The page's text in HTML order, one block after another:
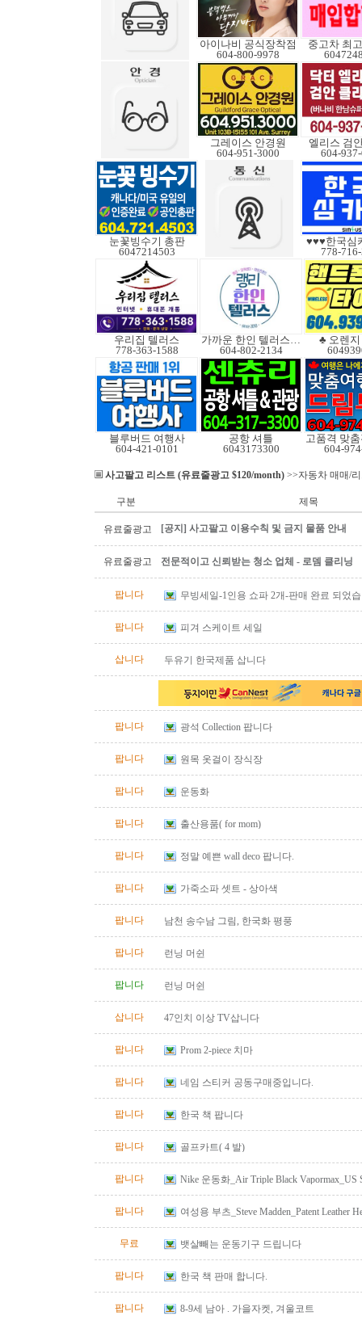
아이나비 공식장착점
604-800-9978
중고차 최
그레이스 안경원
604-951-3000
엘리스 검
604-
눈꽃빙수기 총판
6047214503
♥♥♥한국심
778-
우리집 텔러스
778-363-1588
가까운 한인 텔러스쿠도
604-802-2134
♣ 오렌
블루버드 여행사
604-421-0101
공항 셔틀
6043173300
604-
사고팔고 리스트 (유료줄광고 $120/month) >>자동차 매매/
구분 제목
유료줄광고 [공지] 사고팔고 이용수칙 및 금지 물품 안내
유료줄광고 전문적이고 신뢰받는 청소 업체 - 로뎀 클리닝
팝니다 무빙세일-1인용 쇼파 2개-판매 완료 되었
팝니다 피겨 스케이트 세일
삽니다 두유기 한국제품 삽니다
팝니다 광석 Collection 팝니다
팝니다 원목 옷걸이 장식장
팝니다 운동화
팝니다 출산용품( for mom)
팝니다 정말 예쁜 wall deco 팝니다.
팝니다 가죽소파 셋트 - 상아색
팝니다 남천 송수남 그림, 한국화 평풍
팝니다 런닝 머쉰
팝니다 런닝 머쉰
삽니다 47인치 이상 TV삽니다
팝니다 Prom 2-piece 치마
팝니다 네임 스티커 공동구매중입니다.
팝니다 한국 책 팝니다
팝니다 골프카트( 4 발)
팝니다 Nike 운동화_Air Triple Black Vapormax_US
팝니다
여성용 부츠_Steve Madden_Patent Leather
무료
뱃살빼는 운동기구 드립니다
팝니다 한국 책 판매 합니다.
팝니다 8-9세 남아 . 가을자켓, 겨울코트